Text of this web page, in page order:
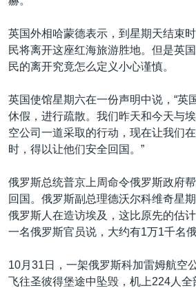
关注西藏
关注新疆
英国外相哈蒙德表示，到星期天结束
民将离开这座红海旅游胜地。但是英
民的离开究竟怎么定义小心谨慎。
英国使馆星期六在一份声明中说，“英
休假，进行疏散。我们昨天和今天与
空公司一道采取的行动，现在让我们
时，得以让他们安全回国。”
俄罗斯总统普京上周命令俄罗斯政府
回国。俄罗斯副总理德沃尔科维奇星
俄罗斯人在造访埃及，这比原先的估
一名俄罗斯官员说，大约有1万1千名
10月31日，一架俄罗斯科加雷姆航空
飞往圣彼得堡途中坠毁，机上224人